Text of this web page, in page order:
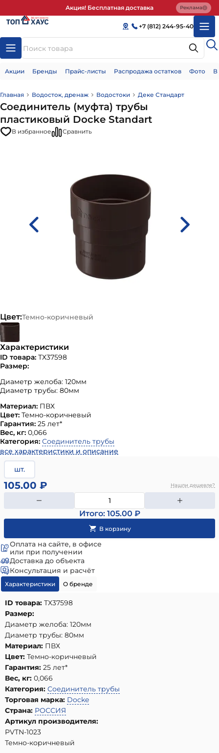
Акция! Бесплатная доставка Реклама
+7 (812) 244-95-40
Акции Бренды Прайс-листы Распродажа остатков Фото
Главная Водосток, дренаж Водостоки Деке Стандарт
Соединитель (муфта) трубы
пластиковый Docke Standart
В избранное Сравнить
Цвет:Темно-коричневый
Характеристики
ID товара: ТХ37598
Размер:
Диаметр желоба: 120мм
Диаметр трубы: 80мм
Материал: ПВХ
Цвет: Темно-коричневый
Гарантия: 25 лет*
Вес, кг: 0,066
Категория: Соединитель трубы
все характеристики и описание
шт.
105.00 ₽ Нашли дешевле?
Итого: 105.00 ₽
Оплата на сайте, в офисе
или при получении
Доставка до объекта
Консультация и расчёт
Характеристики О бренде
ID товара: ТХ37598
Размер:
Диаметр желоба: 120мм
Диаметр трубы: 80мм
Материал: ПВХ
Цвет: Темно-коричневый
Гарантия: 25 лет*
Вес, кг: 0,066
Категория: Соединитель трубы
Торговая марка: Docke
Страна: РОССИЯ
Артикул производителя:
PVTN-1023
Темно-коричневый